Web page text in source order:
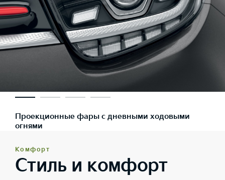
Проекционные фары с дневными ходовыми
огнями
Комфорт
Стиль и комфорт